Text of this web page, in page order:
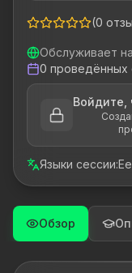
(0
Обслуживает
0 проведённых
Войдите,
Языки сессии:
Обзор